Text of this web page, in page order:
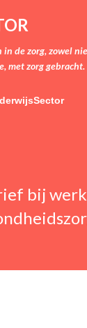
naar
de zorg, zowel
met zorg gebracht.
bij